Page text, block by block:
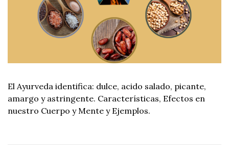
El Ayurveda identifica: dulce, acido salado, picante,
amargo y astringente. Características, Efectos en
nuestro Cuerpo y Mente y Ejemplos.